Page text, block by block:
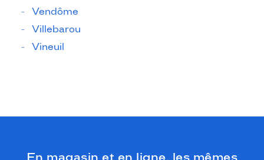
Vendôme
Villebarou
Vineuil
En magasin et en ligne, les mêmes